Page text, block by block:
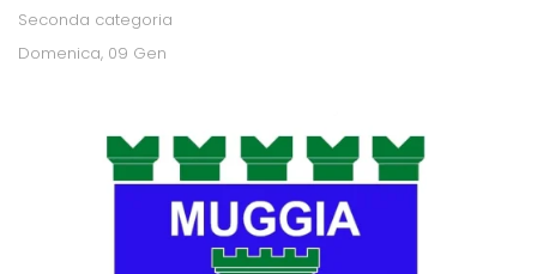
Seconda categoria
Domenica, 09 Gen